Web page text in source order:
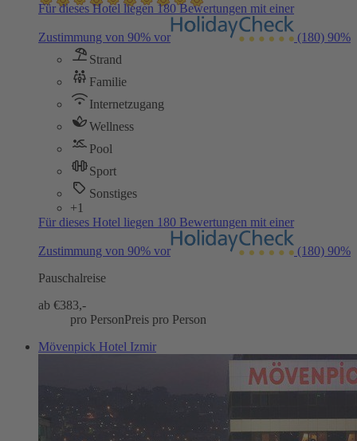
Für dieses Hotel liegen 180 Bewertungen mit einer
Zustimmung von 90% vor (180) 90%
Strand
Familie
Internetzugang
Wellness
Pool
Sport
Sonstiges
+1
Für dieses Hotel liegen 180 Bewertungen mit einer
Zustimmung von 90% vor (180) 90%
Pauschalreise
ab €383,-
pro PersonPreis pro Person
Mövenpick Hotel Izmir